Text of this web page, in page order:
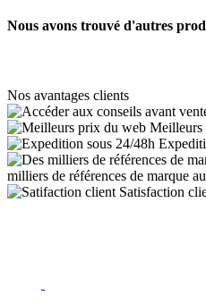
Nous avons trouvé d'autres
Nos avantages clients
milliers de références de marque
Satisfaction